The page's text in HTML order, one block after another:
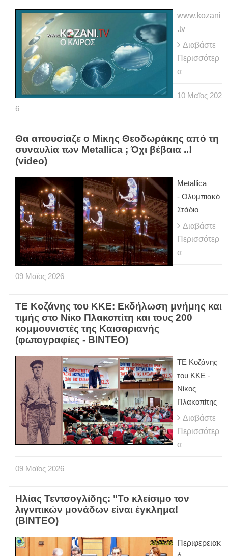
www.kozani
.tv
Διαβάστε
Περισσότερ
α
10 Μαϊος 202
6
Θα απουσίαζε ο Μίκης Θεοδωράκης από τη
συναυλία των Metallica ; Όχι βέβαια ..!
(video)
Metallica
- Ολυμπιακό
Στάδιο
Διαβάστε
Περισσότερ
α
09 Μαϊος 2026
ΤΕ Κοζάνης του ΚΚΕ: Εκδήλωση μνήμης και
τιμής στο Νίκο Πλακοπίτη και τους 200
κομμουνιστές της Καισαριανής
(φωτογραφίες - ΒΙΝΤΕΟ)
ΤΕ Κοζάνης
του ΚΚΕ -
Νίκος
Πλακοπίτης
Διαβάστε
Περισσότερ
α
09 Μαϊος 2026
Ηλίας Τεντσογλίδης: "Το κλείσιμο τον
λιγνιτικών μονάδων είναι έγκλημα!
(ΒΙΝΤΕΟ)
Περιφερειακ